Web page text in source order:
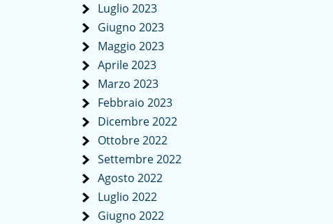
Luglio 2023
Giugno 2023
Maggio 2023
Aprile 2023
Marzo 2023
Febbraio 2023
Dicembre 2022
Ottobre 2022
Settembre 2022
Agosto 2022
Luglio 2022
Giugno 2022